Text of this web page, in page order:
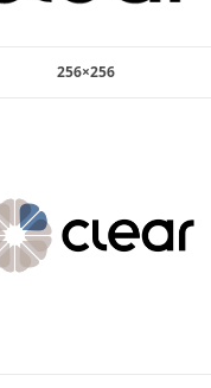
256×256